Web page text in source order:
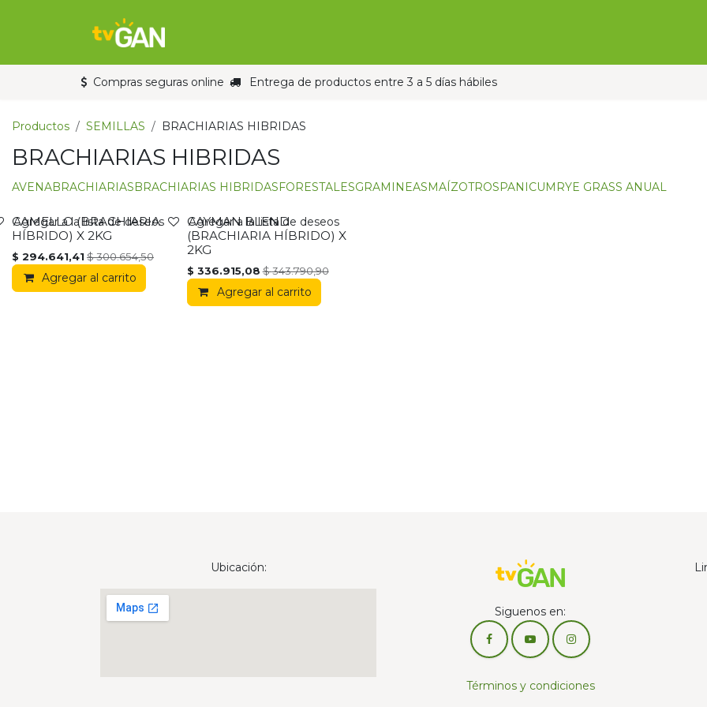
Compras seguras online Entrega de productos entre 3 a 5 días hábiles
Productos SEMILLAS BRACHIARIAS HIBRIDAS
BRACHIARIAS HIBRIDAS
AVENABRACHIARIASBRACHIARIAS HIBRIDASFORESTALESGRAMINEASMAÍZOTROSPANICUM RYE GRASS ANUAL
PROMOCIÓN
CAMELLO (BRACHIARIA
HÍBRIDO) X 2KG
$ 294.641,41 $300.654,50
Agregar al carrito
Agregar a la lista de deseos PROMOCIÓN
CAYMAN BLEND
(BRACHIARIA HÍBRIDO) X
2KG
$ 336.915,08 $343.790,90
Agregar al carrito
Agregar a la lista de deseos
Ubicación:
Siguenos en:
Términos y condiciones